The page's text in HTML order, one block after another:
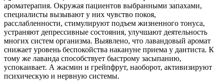
ароматерапия. Окружая пациентов выбранными запахами,
специалисты вызывают у них чувство покоя,
расслабленности, стимулируют подъем жизненного тонуса,
устраняют депрессивные состояния, улучшают деятельность
многих систем организма. Выявлено, что лавандовый аромат
снижает уровень беспокойства накануне приема у дантиста. К
тому же лаванда способствует быстрому засыпанию,
успокаивает. А жасмин и грейпфрут, наоборот, активизируют
психическую и нервную системы.